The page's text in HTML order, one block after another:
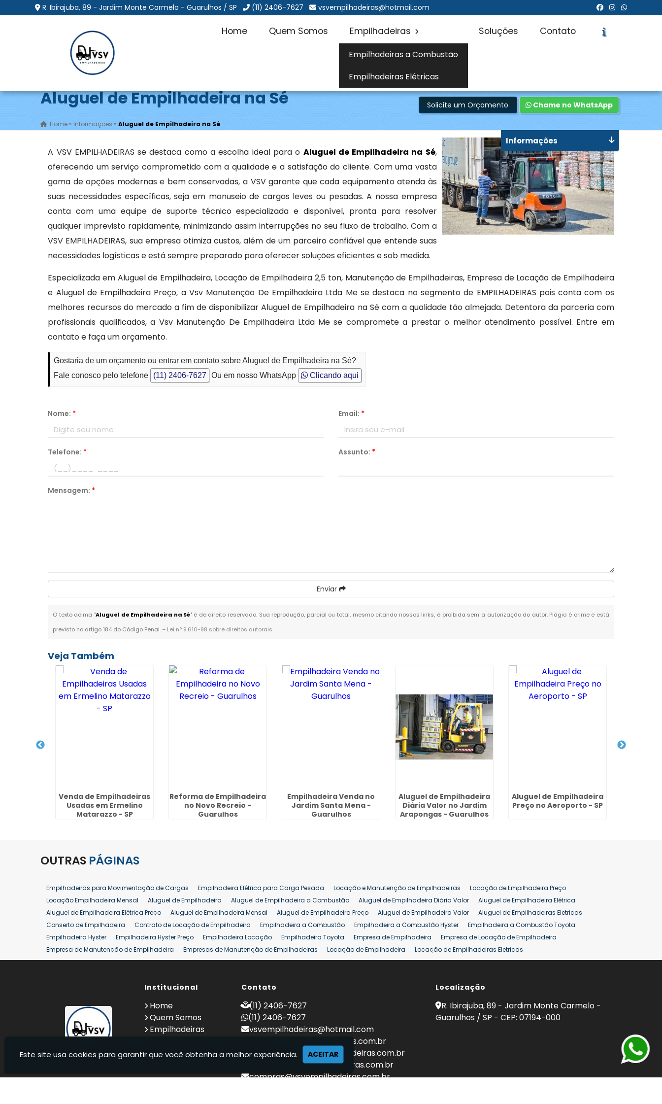
R. Ibirajuba, 89 - Jardim Monte Carmelo - Guarulhos / SP (11) 2406-7627 vsvempilhadeiras@hotmail.com
Home Quem Somos Empilhadeiras
Empilhadeiras a Combustão
Empilhadeiras Elétricas
Soluções Contato
Aluguel de Empilhadeira na Sé
Home»Informações »Aluguel de Empilhadeira na Sé
Solicite um Orçamento Chame no WhatsApp
A VSV EMPILHADEIRAS se destaca como a escolha ideal para o Aluguel de Empilhadeira na Sé,
oferecendo um serviço comprometido com a qualidade e a satisfação do cliente. Com uma vasta
gama de opções modernas e bem conservadas, a VSV garante que cada equipamento atenda às
suas necessidades específicas, seja em manuseio de cargas leves ou pesadas. A nossa empresa
conta com uma equipe de suporte técnico especializada e disponível, pronta para resolver
qualquer imprevisto rapidamente, minimizando assim interrupções no seu fluxo de trabalho. Com a
VSV EMPILHADEIRAS, sua empresa otimiza custos, além de um parceiro confiável que entende suas
necessidades logísticas e está sempre preparado para oferecer soluções eficientes e sob medida.
Especializada em Aluguel de Empilhadeira, Locação de Empilhadeira 2,5 ton, Manutenção de Empilhadeiras, Empresa de Locação de Empilhadeira
e Aluguel de Empilhadeira Preço, a Vsv Manutenção De Empilhadeira Ltda Me se destaca no segmento de EMPILHADEIRAS pois conta com os
melhores recursos do mercado a fim de disponibilizar Aluguel de Empilhadeira na Sé com a qualidade tão almejada. Detentora da parceria com
profissionais qualificados, a Vsv Manutenção De Empilhadeira Ltda Me se compromete a prestar o melhor atendimento possível. Entre em
contato e faça um orçamento.
Gostaria de um orçamento ou entrar em contato sobre Aluguel de Empilhadeira na Sé?
Fale conosco pelo telefone
(11) 2406-7627 Ou em nosso WhatsApp Clicando aqui
Nome: * Email: *
Telefone: * Assunto: *
Mensagem: *
Enviar
O texto acima "Aluguel de Empilhadeira na Sé" é de direito reservado. Sua reprodução, parcial ou total, mesmo citando nossos links, é proibida sem a autorização do autor. Plágio é crime e está
previsto no artigo 184 do Código Penal. – Lei n° 9.610-98 sobre direitos autorais.
Informações
Veja Também
Venda de Empilhadeiras
Usadas em Ermelino
Matarazzo - SP
Reforma de Empilhadeira
no Novo Recreio -
Guarulhos
Empilhadeira Venda no
Jardim Santa Mena -
Guarulhos
Aluguel de Empilhadeira
Diária Valor no Jardim
Arapongas - Guarulhos
Aluguel de Empilhadeira
Preço no Aeroporto - SP
OUTRAS PÁGINAS
Empilhadeiras para Movimentação de Cargas Empilhadeira Elétrica para Carga Pesada Locação e Manutenção de Empilhadeiras
Locação de Empilhadeira Preço
Locação Empilhadeira Mensal
Aluguel de Empilhadeira Aluguel de Empilhadeira a Combustão Aluguel de Empilhadeira Diária Valor
Aluguel de Empilhadeira Elétrica
Aluguel de Empilhadeira Elétrica Preço
Aluguel de Empilhadeira Mensal Aluguel de Empilhadeira Preço Aluguel de Empilhadeira Valor
Aluguel de Empilhadeiras Eletricas
Conserto de Empilhadeira
Contrato de Locação de Empilhadeira Empilhadeira a Combustão Empilhadeira a Combustão Hyster
Empilhadeira a Combustão Toyota
Empilhadeira Hyster
Empilhadeira Hyster Preço Empilhadeira Locação Empilhadeira Toyota Empresa de Empilhadeira
Empresa de Locação de Empilhadeira
Empresa de Manutenção de Empilhadeira
Empresas de Manutenção de Empilhadeiras Locação de Empilhadeira
Locação de Empilhadeiras Eletricas
Locação Empilhadeira Hyster
Locação Empilhadeira para Hipermercados Locação Empilhadeira para Mercados
Manutenção de Empilhadeiras
Comprar Empilhadeira Comprar Empilhadeira Elétrica Comprar Empilhadeira Hyster
Locação de Empilhadeira 25 ton
Comprar Empilhadeira 25 ton Empilhadeira a Combustão 25 ton Preço de Empilhadeira 25 ton Venda Empilhadeiras 25 ton
Institucional
Home
Quem Somos
Empilhadeiras
Informações
Contato
(11) 2406-7627
(11) 2406-7627
vsvempilhadeiras@hotmail.com
locacao@vsvempilhadeiras.com.br
manutencao@vsvempilhadeiras.com.br
financeiro@vsvempilhadeiras.com.br
compras@vsvempilhadeiras.com.br
Localização
R. Ibirajuba, 89 - Jardim Monte Carmelo -
Guarulhos / SP - CEP: 07194-000
Este site usa cookies para garantir que você obtenha a melhor experiência. ACEITAR